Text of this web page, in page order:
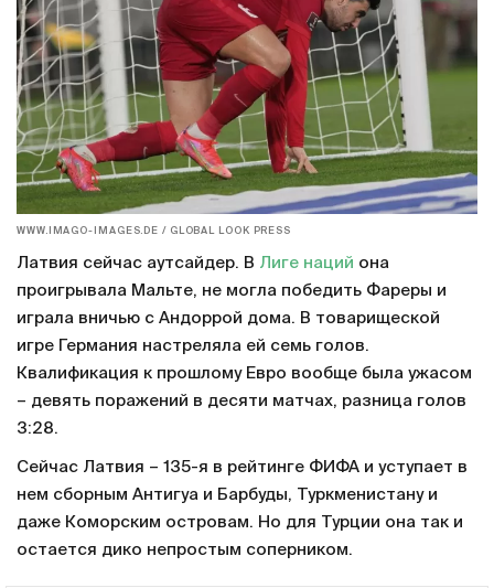
WWW.IMAGO-IMAGES.DE / GLOBAL LOOK PRESS
Латвия сейчас аутсайдер. В Лиге наций она
проигрывала Мальте, не могла победить Фареры и
играла вничью с Андоррой дома. В товарищеской
игре Германия настреляла ей семь голов.
Квалификация к прошлому Евро вообще была ужасом
– девять поражений в десяти матчах, разница голов
3:28.
Сейчас Латвия – 135-я в рейтинге ФИФА и уступает в
нем сборным Антигуа и Барбуды, Туркменистану и
даже Коморским островам. Но для Турции она так и
остается дико непростым соперником.